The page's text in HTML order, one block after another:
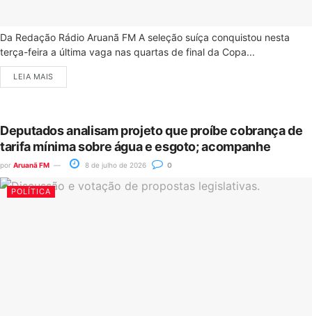
Da Redação Rádio Aruanã FM A seleção suíça conquistou nesta
terça-feira a última vaga nas quartas de final da Copa...
LEIA MAIS
Deputados analisam projeto que proíbe cobrança de
tarifa mínima sobre água e esgoto; acompanhe
por Aruanã FM 8 de julho de 2026 0
POLÍTICA